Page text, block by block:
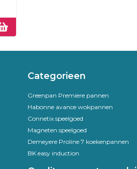
Categorieen
Greenpan Premiere pannen
Habonne avance wokpannen
Connetix speelgoed
Magneten speelgoed
Demeyere Proline 7 koekenpannen
BK easy induction